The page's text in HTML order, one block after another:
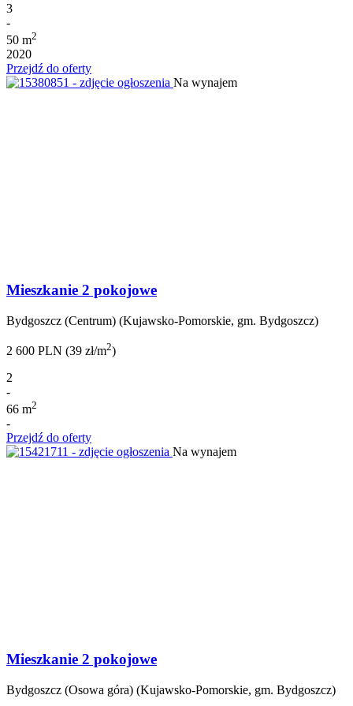
3
-
50 m2
2020
Przejdź do oferty
Na wynajem
Mieszkanie 2 pokojowe
Bydgoszcz (Centrum) (Kujawsko-Pomorskie, gm. Bydgoszcz)
2 600 PLN (39 zł/m2)
2
-
66 m2
-
Przejdź do oferty
Na wynajem
Mieszkanie 2 pokojowe
Bydgoszcz (Osowa góra) (Kujawsko-Pomorskie, gm. Bydgoszcz)